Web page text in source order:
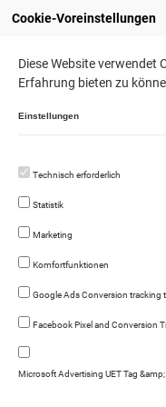
Artgerechtes
Cookie-Voreinstellungen
Diese Website verwendet
Erfahrung bieten zu
Einstellungen
Technisch erforderlich
Statistik
Marketing
Komfortfunktionen
Google Ads Conversion tracking
Facebook Pixel and Conversion
Microsoft Advertising UET Tag